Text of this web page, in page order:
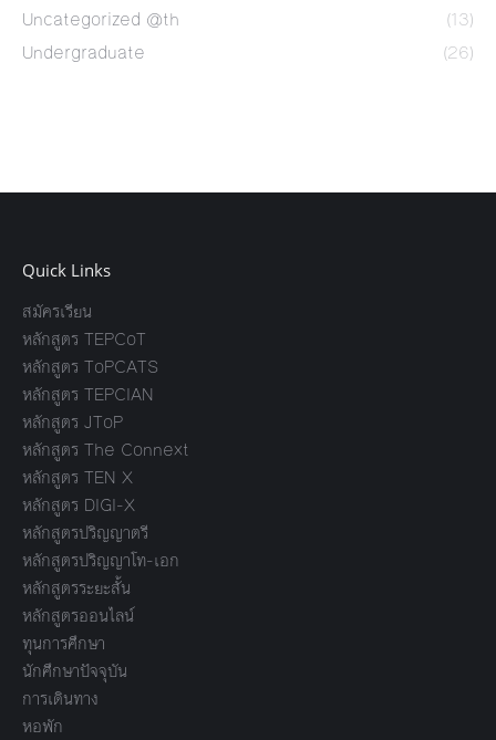
Uncategorized @th
(13)
Undergraduate
(26)
Quick Links
สมัครเรียน
หลักสูตร TEPCoT
หลักสูตร ToPCATS
หลักสูตร TEPCIAN
หลักสูตร JToP
หลักสูตร The Connext
หลักสูตร TEN X
หลักสูตร DIGI-X
หลักสูตรปริญญาตรี
หลักสูตรปริญญาโท-เอก
หลักสูตรระยะสั้น
หลักสูตรออนไลน์
ทุนการศึกษา
นักศึกษาปัจจุบัน
การเดินทาง
หอพัก